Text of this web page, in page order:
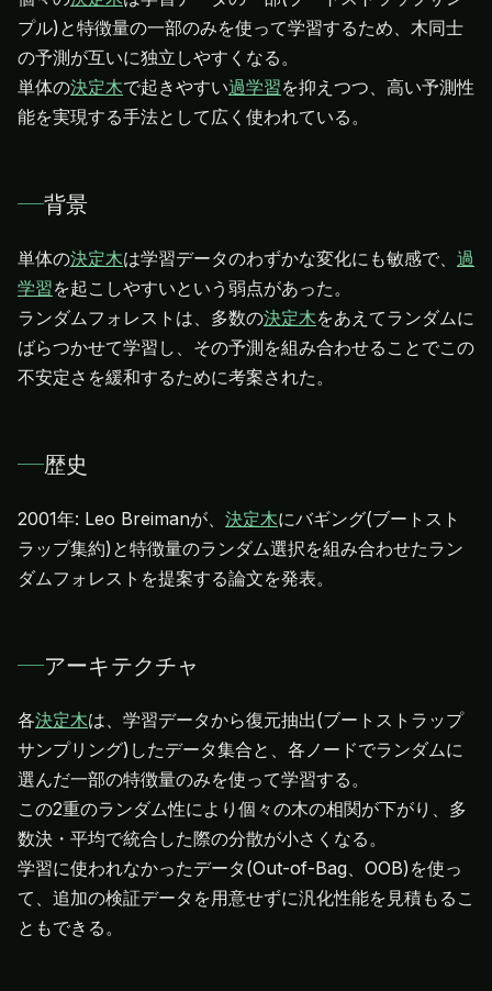
プル)と特徴量の一部のみを使って学習するため、木同士
の予測が互いに独立しやすくなる。
単体の決定木で起きやすい過学習を抑えつつ、高い予測性
能を実現する手法として広く使われている。
背景
単体の決定木は学習データのわずかな変化にも敏感で、 過
学習を起こしやすいという弱点があった。
ランダムフォレストは、多数の決定木をあえてランダムに
ばらつかせて学習し、その予測を組み合わせることでこの
不安定さを緩和するために考案された。
歴史
2001年: Leo Breimanが、 決定木にバギング(ブートスト
ラップ集約)と特徴量のランダム選択を組み合わせたラン
ダムフォレストを提案する論文を発表。
アーキテクチャ
各決定木は、学習データから復元抽出(ブートストラップ
サンプリング)したデータ集合と、各ノードでランダムに
選んだ一部の特徴量のみを使って学習する。
この2重のランダム性により個々の木の相関が下がり、多
数決・平均で統合した際の分散が小さくなる。
学習に使われなかったデータ(Out-of-Bag、OOB)を使っ
て、追加の検証データを用意せずに汎化性能を見積もるこ
ともできる。